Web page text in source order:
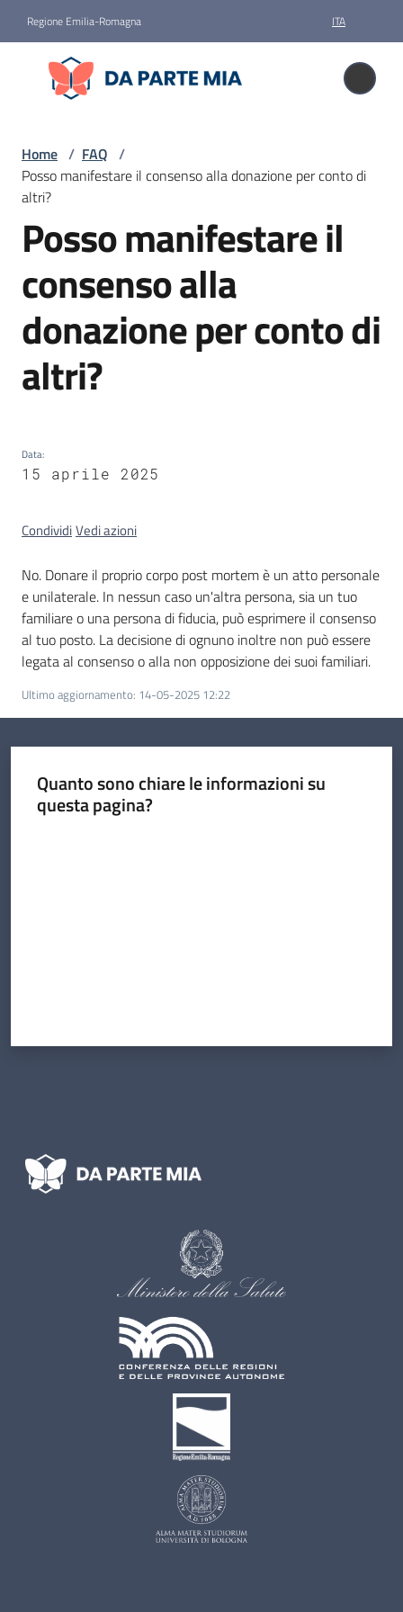
Regione Emilia-Romagna ITA
Da parte mia
Da parte mia
il
corpo
Storie
News
Faq
Menu selezionato
informativi
Home / FAQ /
Posso manifestare il consenso alla donazione per conto di
altri?
Salta al contenuto
Posso manifestare il
consenso alla
donazione per conto di
altri?
Data:
15 aprile 2025
CondividiVedi azioni
No. Donare il proprio corpo post mortem è un atto personale
e unilaterale. In nessun caso un'altra persona, sia un tuo
familiare o una persona di fiducia, può esprimere il consenso
al tuo posto. La decisione di ognuno inoltre non può essere
legata al consenso o alla non opposizione dei suoi familiari.
Ultimo aggiornamento: 14-05-2025 12:22
Quanto sono chiare le informazioni su
questa pagina?